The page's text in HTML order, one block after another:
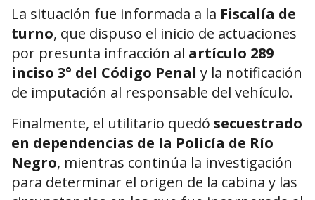
La situación fue informada a la Fiscalía de
turno, que dispuso el inicio de actuaciones
por presunta infracción al artículo 289
inciso 3° del Código Penal y la notificación
de imputación al responsable del vehículo.
Finalmente, el utilitario quedó secuestrado
en dependencias de la Policía de Río
Negro, mientras continúa la investigación
para determinar el origen de la cabina y las